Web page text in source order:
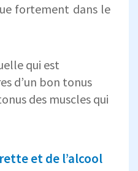
fortement dans le
qui est
d’un bon tonus
des muscles qui
et de l’alcool